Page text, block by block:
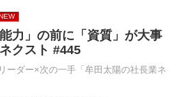
力」の前に「資質」が大事
クスト #445
ーダー×次の一手「牟田太陽の社長業ネ